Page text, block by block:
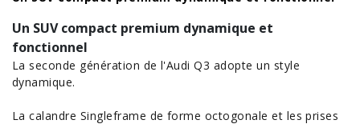
Un SUV compact premium dynamique et
fonctionnel
La seconde génération de l'Audi Q3 adopte un style
dynamique.
La calandre Singleframe de forme octogonale et les prises